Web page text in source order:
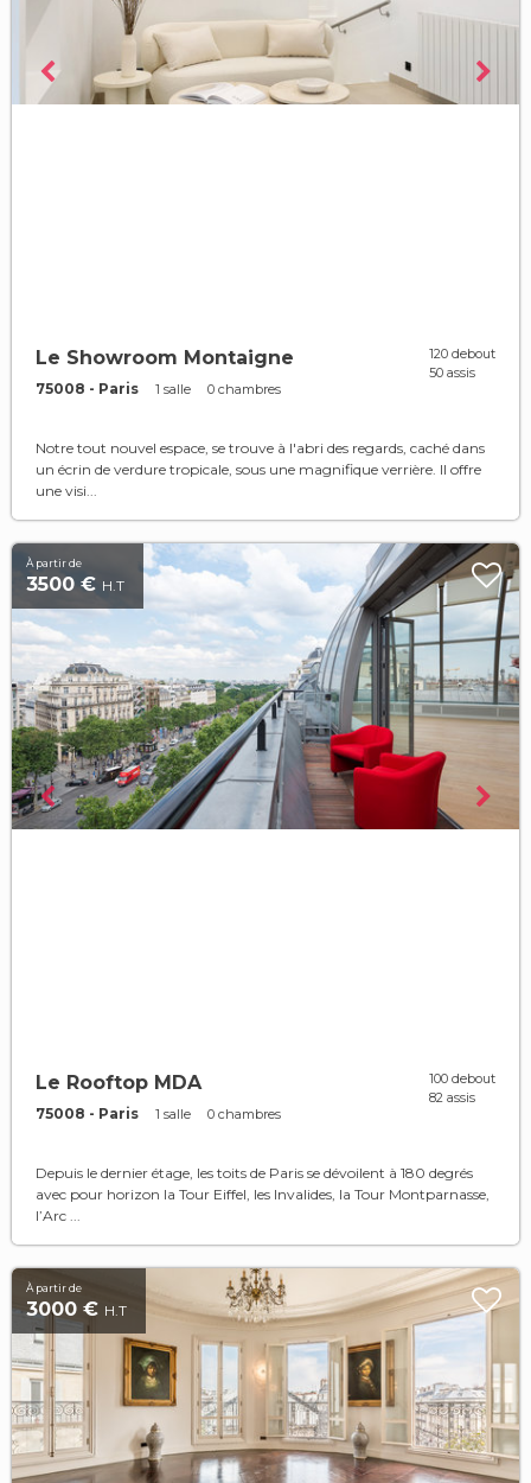
Le Showroom Montaigne
75008 - Paris 1 salle 0 chambres
120 debout
50 assis
Notre tout nouvel espace, se trouve à l'abri des regards, caché dans
un écrin de verdure tropicale, sous une magnifique verrière. Il offre
une visi...
À partir de
3500 € H.T
Le Rooftop MDA
75008 - Paris 1 salle 0 chambres
100 debout
82 assis
Depuis le dernier étage, les toits de Paris se dévoilent à 180 degrés
avec pour horizon la Tour Eiffel, les Invalides, la Tour Montparnasse,
l’Arc ...
À partir de
3000 € H.T